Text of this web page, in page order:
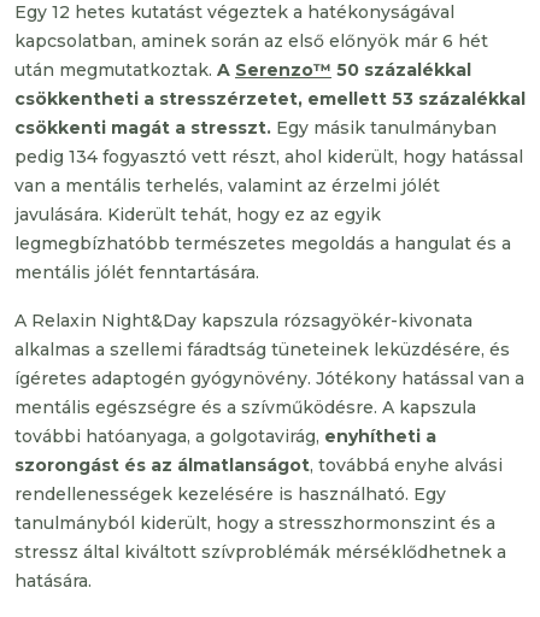
Egy 12 hetes kutatást végeztek a hatékonyságával
kapcsolatban, aminek során az első előnyök már 6 hét
után megmutatkoztak. A Serenzo™ 50 százalékkal
csökkentheti a stresszérzetet, emellett 53 százalékkal
csökkenti magát a stresszt. Egy másik tanulmányban
pedig 134 fogyasztó vett részt, ahol kiderült, hogy hatással
van a mentális terhelés, valamint az érzelmi jólét
javulására. Kiderült tehát, hogy ez az egyik
legmegbízhatóbb természetes megoldás a hangulat és a
mentális jólét fenntartására.
A Relaxin Night&Day kapszula rózsagyökér-kivonata
alkalmas a szellemi fáradtság tüneteinek leküzdésére, és
ígéretes adaptogén gyógynövény. Jótékony hatással van a
mentális egészségre és a szívműködésre. A kapszula
további hatóanyaga, a golgotavirág, enyhítheti a
szorongást és az álmatlanságot, továbbá enyhe alvási
rendellenességek kezelésére is használható. Egy
tanulmányból kiderült, hogy a stresszhormonszint és a
stressz által kiváltott szívproblémák mérséklődhetnek a
hatására.